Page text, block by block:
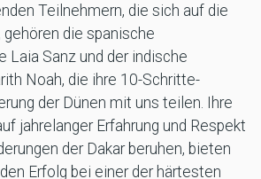
Teilnehmern, die sich auf die
gehören die spanische
Laia Sanz und der indische
Noah, die ihre 10-Schritte-
der Dünen mit uns teilen. Ihre
jahrelanger Erfahrung und Respekt
der Dakar beruhen, bieten
Erfolg bei einer der härtesten